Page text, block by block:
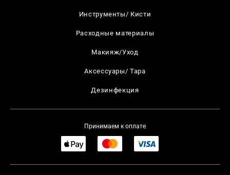
Инструменты/ Кисти
Расходные материалы
Макияж/Уход
Аксессуары/ Тара
Дезинфекция
Принимаем к оплате